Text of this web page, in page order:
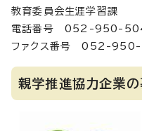
教育委員会生涯学習課
電話番号 052-950-
ファクス番号 052-
親学推進協力企業の